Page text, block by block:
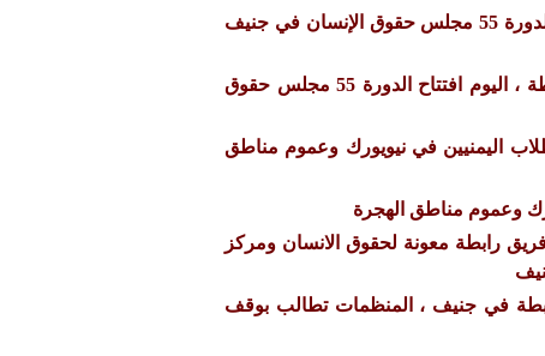
تحديث يومي لاجتماعات الدورة 55 مجلس حقوق الإنسان في جنيف
بمشاركة فريق من الرابطة ، اليوم افتتاح الدورة 55 مجلس حقوق
اليمنيين في نيويورك وعموم مناطق
وعموم مناطق الهجرة
رابطة معونة لحقوق الانسان ومركز
في جنيف ، المنظمات تطالب بوقف